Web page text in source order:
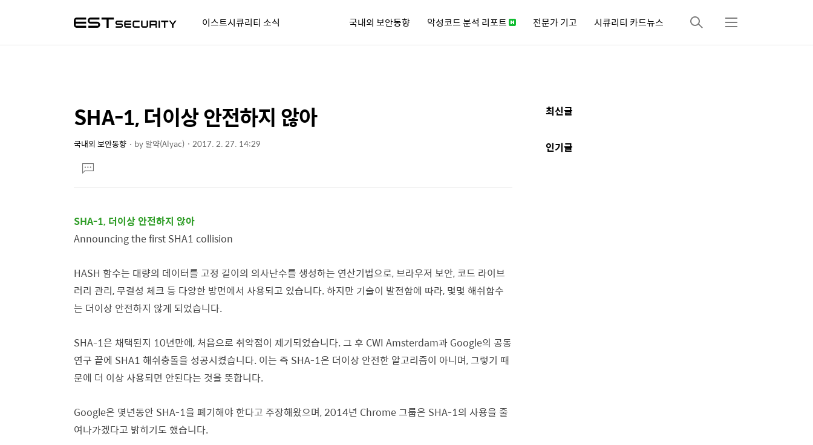
이스트시큐리티 소식 국내외 보안동향 악성코드 분석 리포트 전문가 기고 시큐리티 카드뉴스
검
메
상
세
컨
텐
본
문
제
SHA-1, 더이상 안전하지 않아
국내외 보안동향 by알약(Alyac) 2017. 2. 27. 14:29
문댓
글
SHA-1, 더이상 안전하지 않아
Announcing the first SHA1 collision
HASH 함수는 대량의 데이터를 고정 길이의 의사난수를 생성하는 연산기법으로, 브라우저 보안, 코드 라이브
러리 관리, 무결성 체크 등 다양한 방면에서 사용되고 있습니다. 하지만 기술이 발전함에 따라, 몇몇 해쉬함수
는 더이상 안전하지 않게 되었습니다.
SHA-1은 채택된지 10년만에, 처음으로 취약점이 제기되었습니다. 그 후 CWI Amsterdam과 Google의 공동
연구 끝에 SHA1 해쉬충돌을 성공시켰습니다. 이는 즉 SHA-1은 더이상 안전한 알고리즘이 아니며, 그렇기 때
문에 더 이상 사용되면 안된다는 것을 뜻합니다.
Google은 몇년동안 SHA-1을 폐기해야 한다고 주장해왔으며, 2014년 Chrome 그룹은 SHA-1의 사용을 줄
여나가겠다고 밝히기도 했습니다.
추
정
최신글
인기글